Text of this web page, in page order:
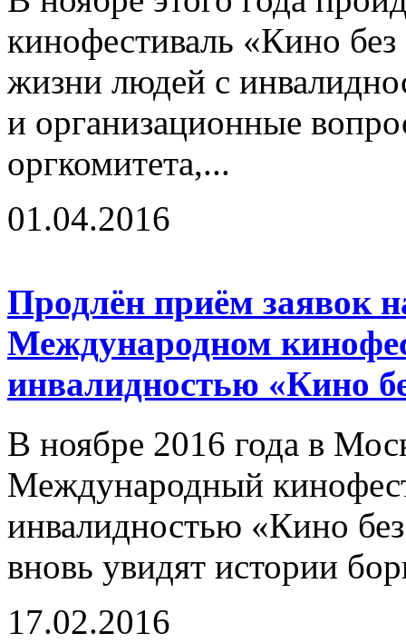
кинофестиваль «Кино
жизни людей с
и организационные
оргкомитета,...
01.04.2016
Продлён приём заявок
Международном
инвалидностью «Кино
В ноябре 2016 года в
Международный
инвалидностью «Кино
вновь увидят истории
17.02.2016